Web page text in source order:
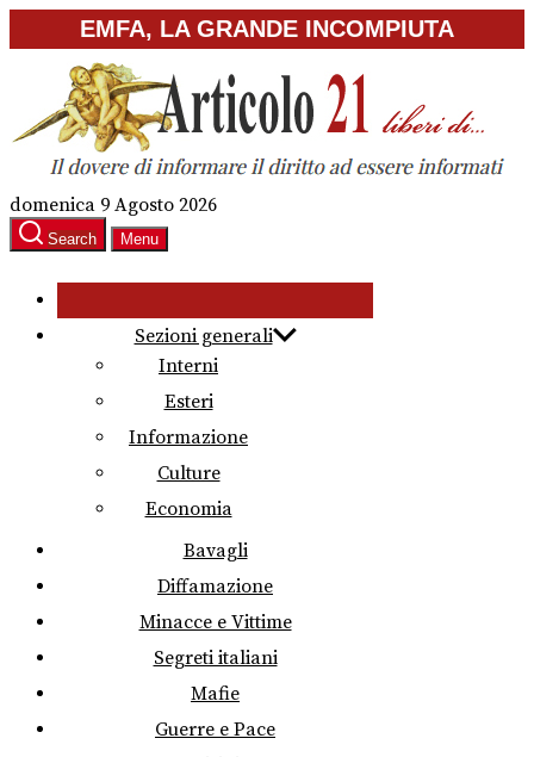
to
content
EMFA, LA GRANDE INCOMPIUTA
domenica 9 Agosto 2026
Search Menu
Sezioni generali
Interni
Esteri
Informazione
Culture
Economia
Bavagli
Diffamazione
Minacce e Vittime
Segreti italiani
Mafie
Guerre e Pace